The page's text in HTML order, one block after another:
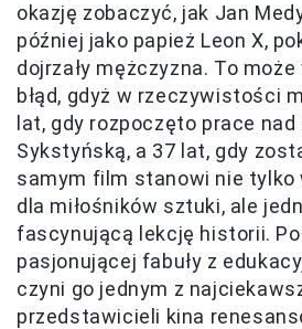
okazję zobaczyć, jak Jan
później jako papież Leon X,
dojrzały mężczyzna. To
błąd, gdyż w rzeczywistości
lat, gdy rozpoczęto prace nad
Sykstyńską, a 37 lat, gdy
samym film stanowi nie tylko
dla miłośników sztuki, ale
fascynującą lekcję historii.
pasjonującej fabuły z
czyni go jednym z
przedstawicieli kina